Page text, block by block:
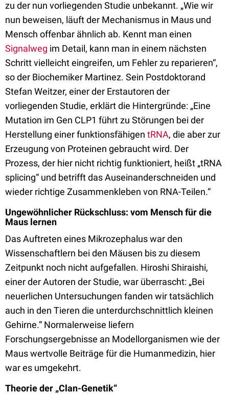
zu der nun vorliegenden Studie unbekannt. „Wie wir
nun beweisen, läuft der Mechanismus in Maus und
Mensch offenbar ähnlich ab. Kennt man einen
Signalweg im Detail, kann man in einem nächsten
Schritt vielleicht eingreifen, um Fehler zu reparieren“,
so der Biochemiker Martinez. Sein Postdoktorand
Stefan Weitzer, einer der Erstautoren der
vorliegenden Studie, erklärt die Hintergründe: „Eine
Mutation im Gen CLP1 führt zu Störungen bei der
Herstellung einer funktionsfähigen tRNA, die aber zur
Erzeugung von Proteinen gebraucht wird. Der
Prozess, der hier nicht richtig funktioniert, heißt „tRNA
splicing“ und betrifft das Auseinanderschneiden und
wieder richtige Zusammenkleben von RNA-Teilen.“
Ungewöhnlicher Rückschluss: vom Mensch für die
Maus lernen
Das Auftreten eines Mikrozephalus war den
Wissenschaftlern bei den Mäusen bis zu diesem
Zeitpunkt noch nicht aufgefallen. Hiroshi Shiraishi,
einer der Autoren der Studie, war überrascht: „Bei
neuerlichen Untersuchungen fanden wir tatsächlich
auch in den Tieren die unterdurchschnittlich kleinen
Gehirne.“ Normalerweise liefern
Forschungsergebnisse an Modellorganismen wie der
Maus wertvolle Beiträge für die Humanmedizin, hier
war es umgekehrt.
Theorie der „Clan-Genetik“